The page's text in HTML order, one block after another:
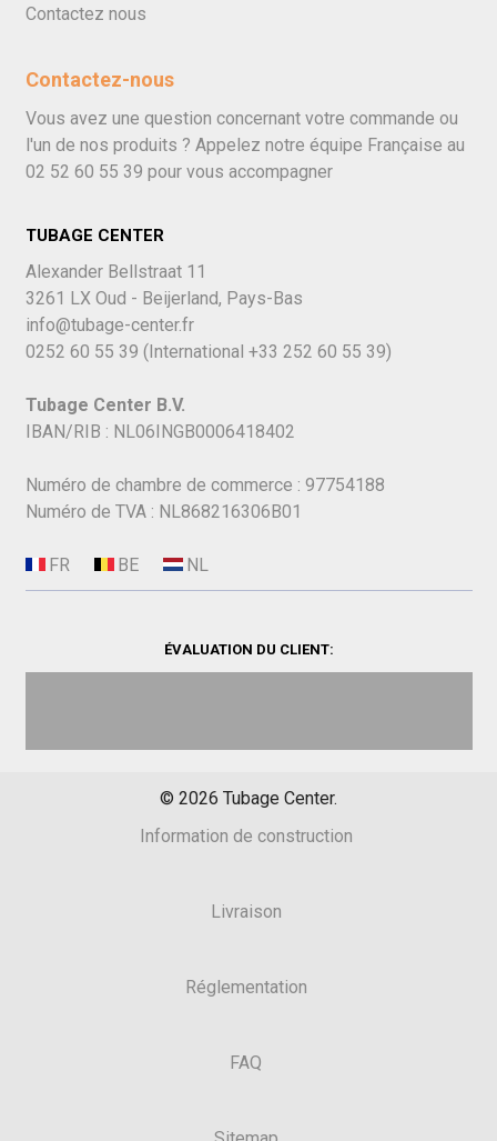
Contactez nous
Contactez-nous
Vous avez une question concernant votre commande ou
l'un de nos produits ? Appelez notre équipe Française au
02 52 60 55 39 pour vous accompagner
TUBAGE CENTER
Alexander Bellstraat 11
3261 LX Oud - Beijerland, Pays-Bas
info@tubage-center.fr
0252 60 55 39 (International +33 252 60 55 39)
Tubage Center B.V.
IBAN/RIB : NL06INGB0006418402
Numéro de chambre de commerce : 97754188
Numéro de TVA : NL868216306B01
ÉVALUATION DU CLIENT:
© 2026 Tubage Center.
Information de construction
Livraison
Réglementation
FAQ